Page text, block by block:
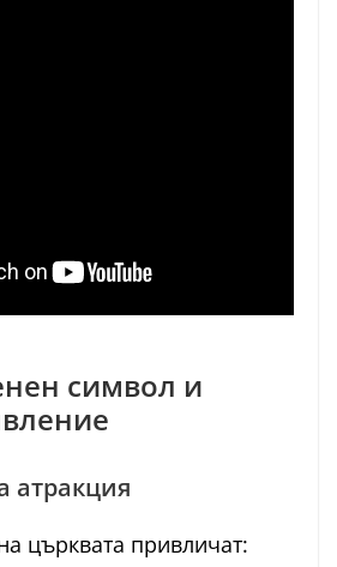
символ и
атракция
църквата привличат: